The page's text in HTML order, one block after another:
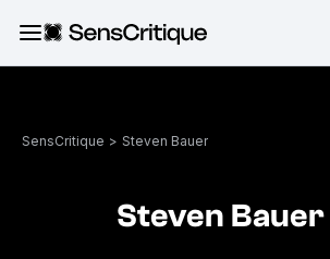
SensCritique > Steven Bauer
Steven Bauer